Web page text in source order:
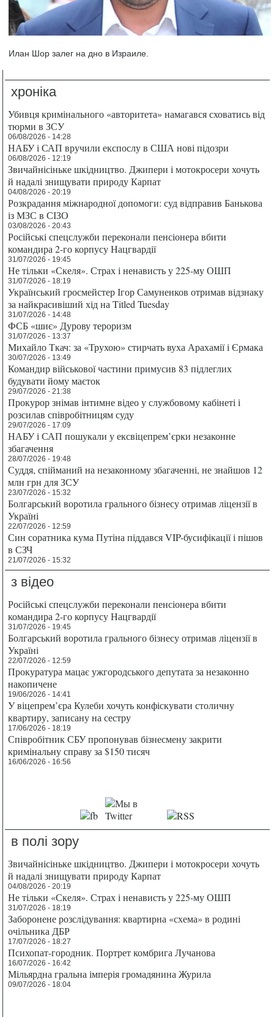
Илан Шор залег на дно в Израиле.
хроніка
Убивця кримінального «авторитета» намагався сховатись від
тюрми в ЗСУ
06/08/2026 - 14:28
НАБУ і САП вручили експослу в США нові підозри
06/08/2026 - 12:19
Звичайнісіньке шкідництво. Джипери і мотокросери хочуть
й надалі знищувати природу Карпат
04/08/2026 - 20:19
Розкрадання міжнародної допомоги: суд відправив Банькова
із МЗС в СІЗО
03/08/2026 - 20:43
Російські спецслужби переконали пенсіонера вбити
командира 2-го корпусу Нацгвардії
31/07/2026 - 19:45
Не тільки «Скеля». Страх і ненависть у 225-му ОШП
31/07/2026 - 18:19
Український гросмейстер Ігор Самуненков отримав відзнаку
за найкрасивіший хід на Titled Tuesday
31/07/2026 - 14:48
ФСБ «шиє» Дурову тероризм
31/07/2026 - 13:37
Михайло Ткач: за «Трухою» стирчать вуха Арахамії і Єрмака
30/07/2026 - 13:49
Командир військової частини примусив 83 підлеглих
будувати йому маєток
29/07/2026 - 21:38
Прокурор знімав інтимне відео у службовому кабінеті і
розсилав співробітницям суду
29/07/2026 - 17:09
НАБУ і САП пошукали у ексвіцепрем’єрки незаконне
збагачення
28/07/2026 - 19:48
Суддя, спійманий на незаконному збагаченні, не знайшов 12
млн грн для ЗСУ
23/07/2026 - 15:32
Болгарський воротила грального бізнесу отримав ліцензії в
Україні
22/07/2026 - 12:59
Син соратника кума Путіна піддався VIP-бусифікації і пішов
в СЗЧ
21/07/2026 - 15:32
з відео
Російські спецслужби переконали пенсіонера вбити
командира 2-го корпусу Нацгвардії
31/07/2026 - 19:45
Болгарський воротила грального бізнесу отримав ліцензії в
Україні
22/07/2026 - 12:59
Прокуратура мацає ужгородського депутата за незаконно
накопичене
19/06/2026 - 14:41
У віцепрем’єра Кулеби хочуть конфіскувати столичну
квартиру, записану на сестру
17/06/2026 - 18:19
Співробітник СБУ пропонував бізнесмену закрити
кримінальну справу за $150 тисяч
16/06/2026 - 16:56
в полі зору
Звичайнісіньке шкідництво. Джипери і мотокросери хочуть
й надалі знищувати природу Карпат
04/08/2026 - 20:19
Не тільки «Скеля». Страх і ненависть у 225-му ОШП
31/07/2026 - 18:19
Заборонене розслідування: квартирна «схема» в родині
очільника ДБР
17/07/2026 - 18:27
Психопат-городник. Портрет комбрига Лучанова
16/07/2026 - 16:42
Мільярдна гральна імперія громадянина Журила
09/07/2026 - 18:04